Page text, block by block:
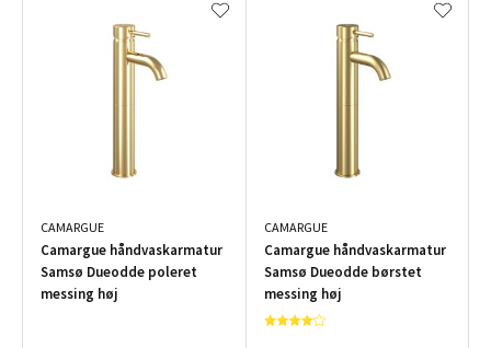
CAMARGUE
Camargue håndvaskarmatur
Samsø Dueodde poleret
messing høj
CAMARGUE
Camargue håndvaskarmatur
Samsø Dueodde børstet
messing høj